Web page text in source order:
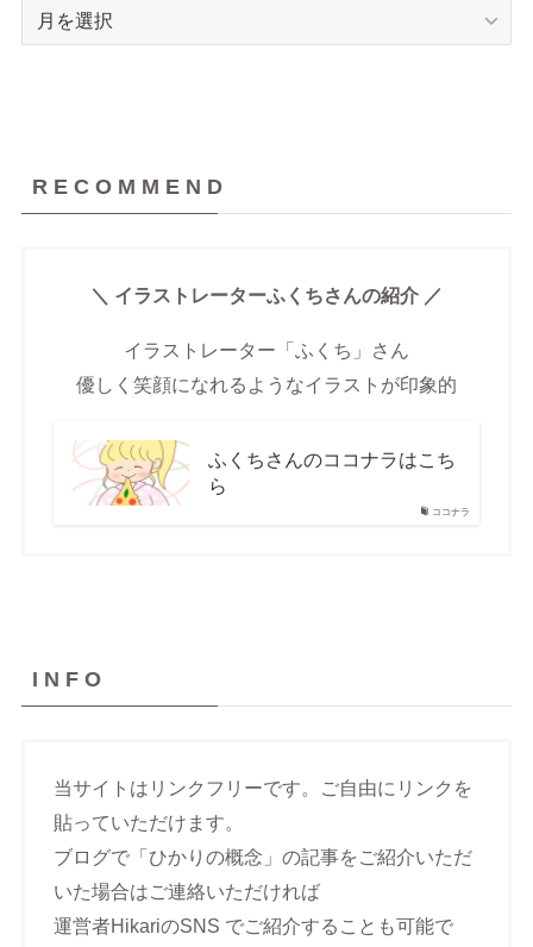
S
R E C O M M E N D
＼ イラストレーターふくちさんの紹介 ／
イラストレーター「ふくち」さん
優しく笑顔になれるようなイラストが印象的
ココナラ
ふくちさんのココナラはこち
ら
I N F O
当サイトはリンクフリーです。ご自由にリンクを
貼っていただけます。
ブログで「ひかりの概念」の記事をご紹介いただ
いた場合はご連絡いただければ
運営者HikariのSNS でご紹介することも可能で